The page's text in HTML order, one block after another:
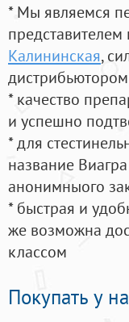
* Мы являемся
Калининская,
* качество
и успешно
* для
название
анонимныого
* быстрая и
же возможна
классом
Покупать у